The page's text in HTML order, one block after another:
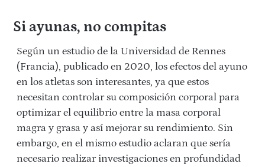
Si ayunas, no compitas
Según un estudio de la Universidad de Rennes
(Francia), publicado en 2020, los efectos del ayuno
en los atletas son interesantes, ya que estos
necesitan controlar su composición corporal para
optimizar el equilibrio entre la masa corporal
magra y grasa y así mejorar su rendimiento. Sin
embargo, en el mismo estudio aclaran que sería
necesario realizar investigaciones en profundidad